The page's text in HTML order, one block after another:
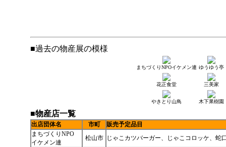
■過去の物産展の模様
まちづくりNPOイケメン連 ゆうゆう亭
花正食堂 三美家
やきとり山鳥 木下果樹園
■物産店一覧
出店団体名 市町
販売予定品目
まちづくりNPO
イケメン連
松山市
じゃこカツバーガー、じゃこコロッケ、蛇